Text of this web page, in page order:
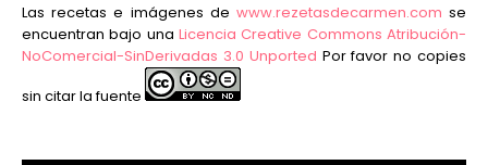
Las recetas e imágenes de www.rezetasdecarmen.com se
encuentran bajo una Licencia Creative Commons Atribución-
NoComercial-SinDerivadas 3.0 Unported Por favor no copies
sin citar la fuente